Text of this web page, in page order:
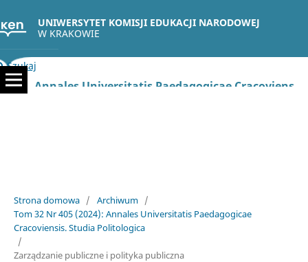
UNIWERSYTET KOMISJI EDUKACJI NARODOWEJ
W KRAKOWIE
Szukaj
Strona domowa / Archiwum /
Tom 32 Nr 405 (2024): Annales Universitatis Paedagogicae
Cracoviensis. Studia Politologica
/
Zarządzanie publiczne i polityka publiczna